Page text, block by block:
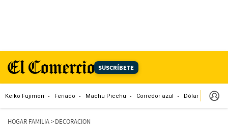
SUSCRÍBETE
Keiko Fujimori Feriado Machu Picchu Corredor azul Dólar
HOGAR FAMILIA> DECORACION